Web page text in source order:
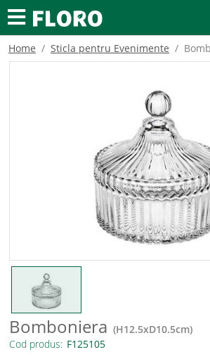
Home Sticla pentru Evenimente
Bomboniera (H12.5xD10.5cm)
Cod produs: